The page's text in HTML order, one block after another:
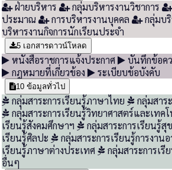
ฝ่ายบริหาร กลุ่มบริหารงานวิชาการ
ประมาณ
การบริหารงานบุคคล กลุ่มบ
บริหารงานกิจการนักเรียนประจำ
5 เอกสารดาวน์โหลด
หนังสือราชการแจ้งประกาศ บันทึกข้อค
กฎหมายที่เกี่ยวข้อง
ระเบียบข้อบังคับ
10 ข้อมูลทั่วไป
กลุ่มสาระการเรียนรู้ภาษาไทย
กลุ่มสาร
กลุ่มสาระการเรียนรู้วิทยาศาสตร์และเทค
เรียนรู้สังคมศึกษาฯ
กลุ่มสาระการเรียนรู้สุ
เรียนรู้ศิลปะ
กลุ่มสาระการเรียนรู้การงาน
เรียนรู้ภาษาต่างประเทศ
กลุ่มสาระการเรี
อื่นๆ